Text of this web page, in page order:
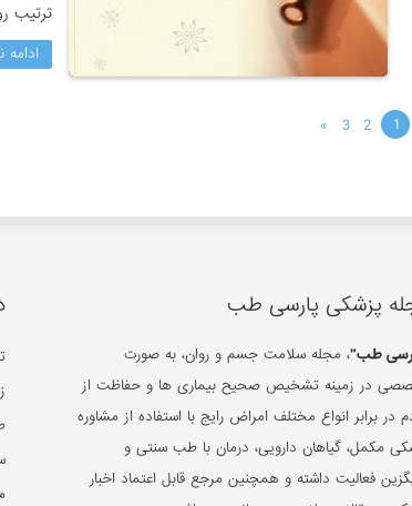
ترتیب
ادامه
1
2
3
»
پزشکی پارسی طب
طب"، مجله سلامت جسم و روان، به صورت
در زمینه تشخیص صحیح بیماری ها و حفاظت از
در برابر انواع مختلف امراض رایج با استفاده از مشاوره
مکمل، گیاهان دارویی، درمان با طب سنتی و
فعالیت داشته و همچنین مرجع قابل اعتماد اخبار